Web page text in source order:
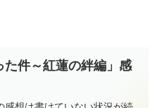
た件～紅蓮の絆編」感